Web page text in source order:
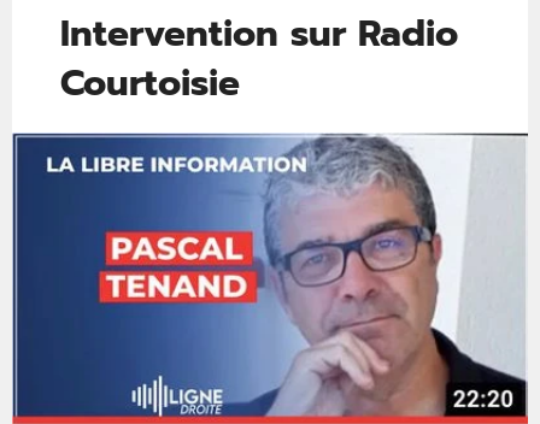
Intervention sur Radio
Courtoisie